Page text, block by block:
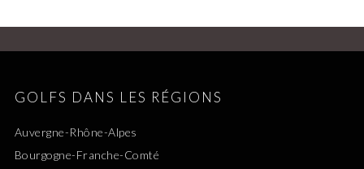
GOLFS DANS LES RÉGIONS
Auvergne-Rhône-Alpes
Bourgogne-Franche-Comté